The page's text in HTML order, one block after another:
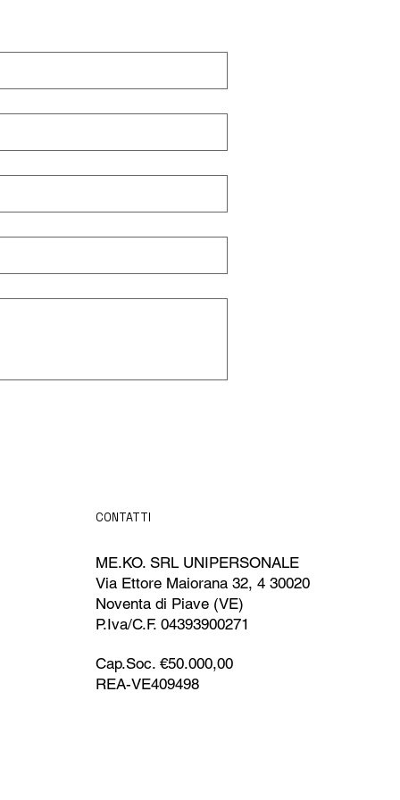
CONTATTI
ME.KO. SRL UNIPERSONALE
Via Ettore Maiorana 32, 4 30020
Noventa di Piave (VE)
P.Iva/C.F. 04393900271
Cap.Soc. €50.000,00
REA-VE409498